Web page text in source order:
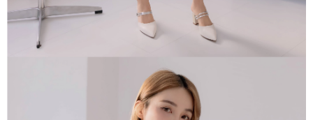
https://aftee.tw/terms/#terms3
３．未成年的使用者請事先徵得法定代理人或監護人之同意方可使用
「AFTEE先享後付」，若未經同意申辦者引起之損失，本公司不負相關責
４．使用「AFTEE先享後付」時，將依據個別帳號之用戶狀況，依本公司即
時審查核予不同之上限額度；若仍有額度不足之情形，本公司將視審查結果
５．嚴禁一人註冊多個帳號或使用他人資訊註冊。若發現惡意使用之情形，
恩沛科技股份有限公司將有權停止該用戶之使用額度並採取法律行動。